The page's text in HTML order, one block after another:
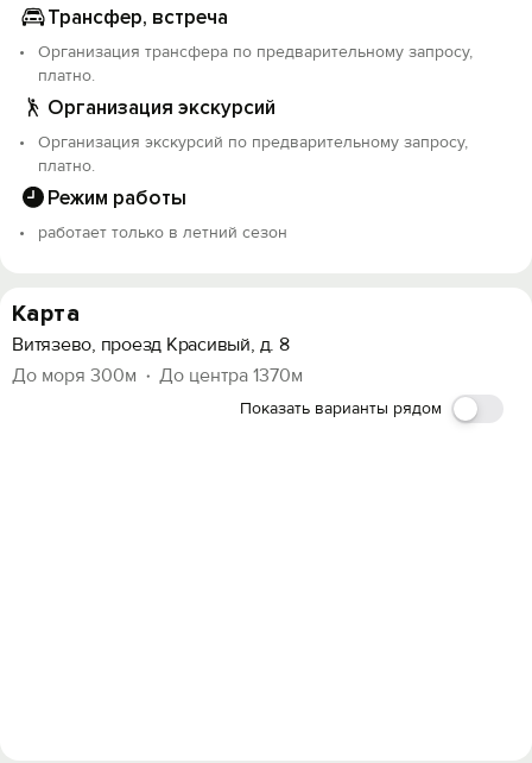
Трансфер, встреча
Организация трансфера по предварительному запросу,
платно.
Организация экскурсий
Организация экскурсий по предварительному запросу,
платно.
Режим работы
работает только в летний сезон
Карта
Витязево, проезд Красивый, д. 8
До моря 300м
До центра 1370м
Показать варианты рядом